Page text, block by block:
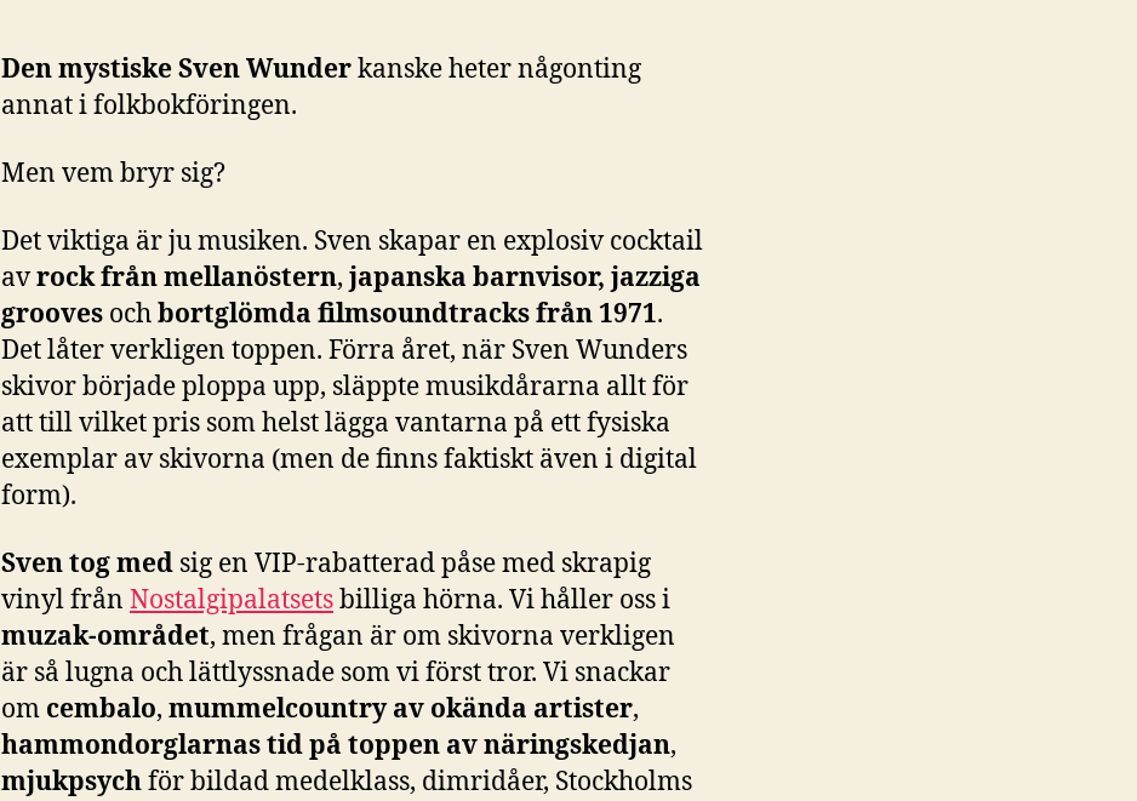
Den mystiske Sven Wunderkanske heter någonting
annat i folkbokföringen.
Men vem bryr sig?
Det viktiga är ju musiken. Sven skapar en explosiv cocktail
avrock från mellanöstern, japanska barnvisor, jazziga
grooves ochbortglömda filmsoundtracks från 1971.
Det låter verkligen toppen. Förra året, när Sven Wunders
skivor började ploppa upp, släppte musikdårarna allt för
att till vilket pris som helst lägga vantarna på ett fysiska
exemplar av skivorna (men de finns faktiskt även i digital
form).
Sven tog med sig en VIP-rabatterad påse med skrapig
vinyl från Nostalgipalatsetsbilliga hörna. Vi håller oss i
muzak-området, men frågan är om skivorna verkligen
är så lugna och lättlyssnade som vi först tror. Vi snackar
om cembalo, mummelcountry av okända artister,
hammondorglarnas tid på toppen av näringskedjan,
mjukpsychför bildad medelklass, dimridåer, Stockholms